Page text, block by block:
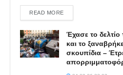
READ MOREDETAILS
Έχασε το δελτίο
και το
σκουπίδια –